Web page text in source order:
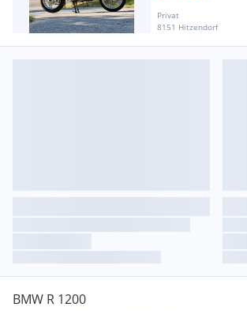
Privat
8151 Hitzendorf
BMW R 1200